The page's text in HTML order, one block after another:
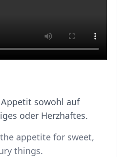
sowohl auf
oder Herzhaftes.
appetite for sweet,
things.